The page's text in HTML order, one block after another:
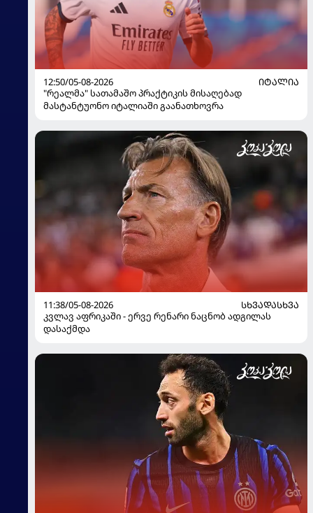
12:50/05-08-2026
ᲘᲢᲐᲚᲘᲐ
"რეალმა" სათამაშო პრაქტიკის მისაღებად
მასტანტუონო იტალიაში გაანათხოვრა
11:38/05-08-2026
ᲡᲮᲕᲐᲓᲐᲡᲮᲕᲐ
კვლავ აფრიკაში - ერვე რენარი ნაცნობ ადგილას
დასაქმდა